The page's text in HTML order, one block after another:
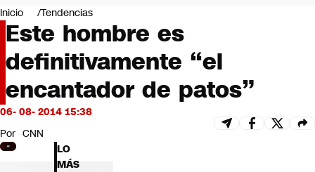
Negocios
Deportes
Programas completos
Cultura
Servicios
Bits
CNN tiempo
Futuro 360
Opinión
Inicio Tendencias
Este hombre es
definitivamente “el
encantador de patos”
06- 08- 2014 15:38
Por CNN
LO
MÁS